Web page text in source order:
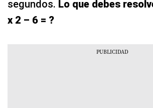
segundos. Lo que debes
x 2 – 6 = ?